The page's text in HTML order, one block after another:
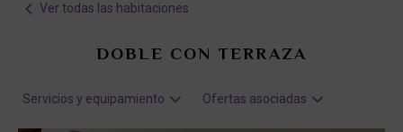
Ver todas las habitaciones
DOBLE CON TERRAZA
Servicios y equipamiento Ofertas asociadas